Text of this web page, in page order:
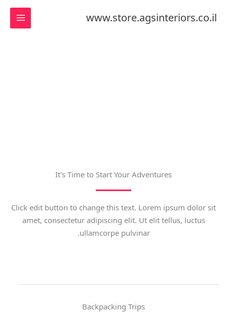
לתוכןwww.store.agsinteriors.co.il
It's Time to Start Your Adventures
Click edit button to change this text. Lorem ipsum dolor sit
amet, consectetur adipiscing elit. Ut elit tellus, luctus
ullamcorpe pulvinar.
Backpacking Trips